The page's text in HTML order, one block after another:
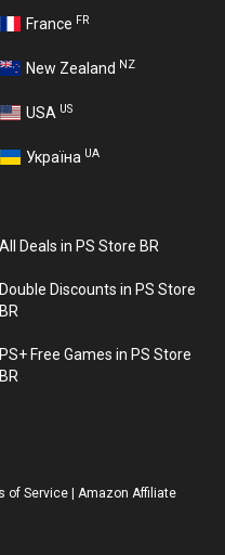
France FR
New Zealand NZ
USA US
Україна UA
All Deals in PS Store BR
Double Discounts in PS Store
BR
PS+ Free Games in PS Store
BR
of Service
Amazon Affiliate